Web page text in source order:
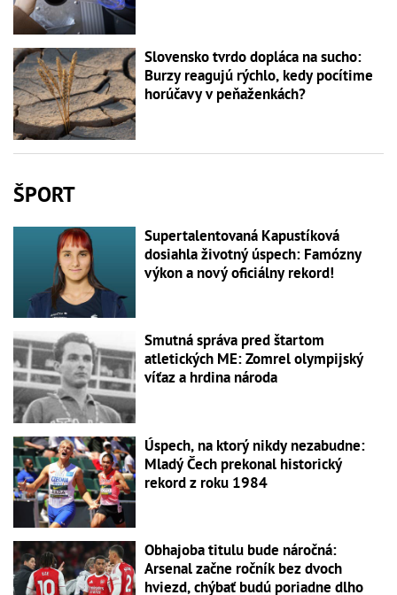
Slovensko tvrdo dopláca na sucho:
Burzy reagujú rýchlo, kedy pocítime
horúčavy v peňaženkách?
ŠPORT
Supertalentovaná Kapustíková
dosiahla životný úspech: Famózny
výkon a nový oficiálny rekord!
Smutná správa pred štartom
atletických ME: Zomrel olympijský
víťaz a hrdina národa
Úspech, na ktorý nikdy nezabudne:
Mladý Čech prekonal historický
rekord z roku 1984
Obhajoba titulu bude náročná:
Arsenal začne ročník bez dvoch
hviezd, chýbať budú poriadne dlho